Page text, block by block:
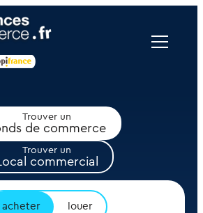
Trouver un
de commerce
Trouver un
commercial
acheter louer
cookies